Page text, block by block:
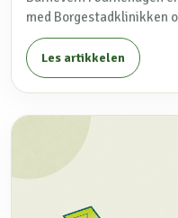
med Borgestadklinikken
Les artikkelen